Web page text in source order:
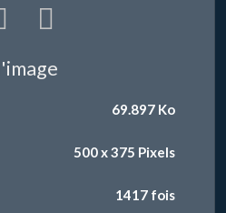
69.897 Ko
500 x 375 Pixels
1417 fois